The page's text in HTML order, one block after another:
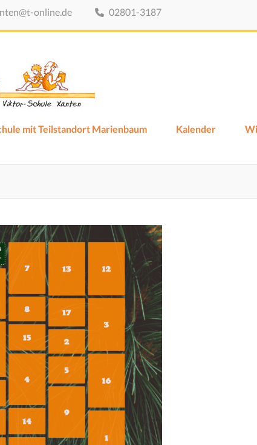
online.de 02801-3187
mit Teilstandort Marienbaum Kalender